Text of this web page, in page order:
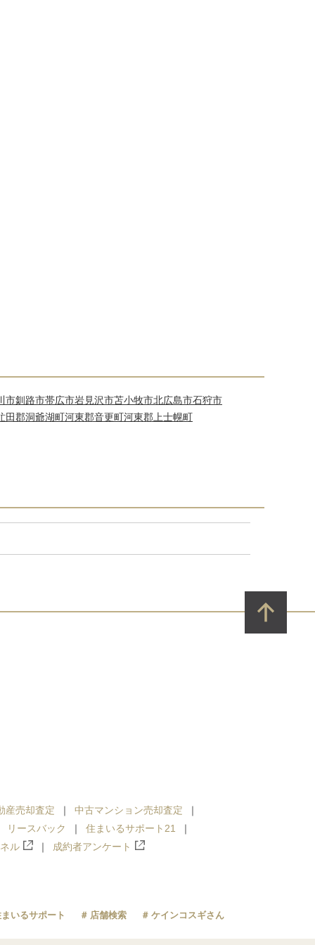
市釧路市帯広市岩見沢市苫小牧市北広島市石狩市
田郡洞爺湖町河東郡音更町河東郡上士幌町
産売却査定
中古マンション売却査定
リースバック
住まいるサポート21
ル
成約者アンケート
いるサポート 店舗検索 ケインコスギさん